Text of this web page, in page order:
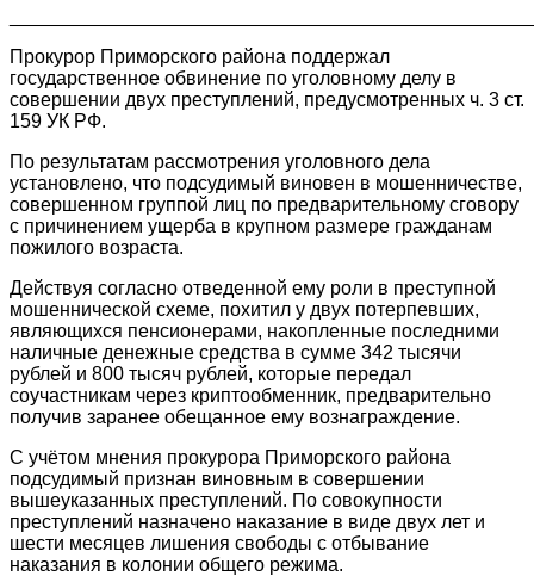
Прокурор Приморского района поддержал
государственное обвинение по уголовному делу в
совершении двух преступлений, предусмотренных ч. 3 ст.
159 УК РФ.
По результатам рассмотрения уголовного дела
установлено, что подсудимый виновен в мошенничестве,
совершенном группой лиц по предварительному сговору
с причинением ущерба в крупном размере гражданам
пожилого возраста.
Действуя согласно отведенной ему роли в преступной
мошеннической схеме, похитил у двух потерпевших,
являющихся пенсионерами, накопленные последними
наличные денежные средства в сумме 342 тысячи
рублей и 800 тысяч рублей, которые передал
соучастникам через криптообменник, предварительно
получив заранее обещанное ему вознаграждение.
С учётом мнения прокурора Приморского района
подсудимый признан виновным в совершении
вышеуказанных преступлений. По совокупности
преступлений назначено наказание в виде двух лет и
шести месяцев лишения свободы с отбывание
наказания в колонии общего режима.